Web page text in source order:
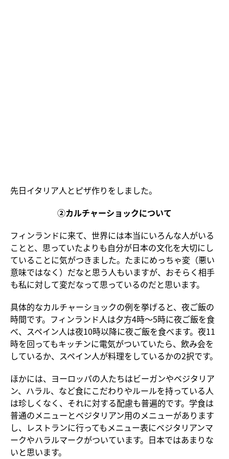
先日イタリア人とピザ作りをしました。
②カルチャーショックについて
フィンランドに来て、世界には本当にいろんな人がいる
ことと、思っていたよりも自分が日本の文化を大切にし
ていることに気がつきました。たまにめっちゃ変（悪い
意味ではなく）だなと思う人もいますが、おそらく相手
も私に対して変だなって思っているのだと思います。
具体的なカルチャーショックの例を挙げると、夜ご飯の
時間です。フィンランド人は夕方4時〜5時に夜ご飯を食
べ、スペイン人は夜10時以降に夜ご飯を食べます。夜11
時を回ってもキッチンに電気がついていたら、飲み会を
しているか、スペイン人が料理をしているかの2択です。
ほかには、ヨーロッパの人たちはビーガンやベジタリア
ン、ハラル、など食にこだわりやルールを持っている人
は珍しくなく、それに対する配慮も普遍的です。学食は
普通のメニューとベジタリアン用のメニューがあります
し、レストランに行ってもメニュー表にベジタリアンマ
ークやハラルマークがついています。日本ではあまりな
いと思います。